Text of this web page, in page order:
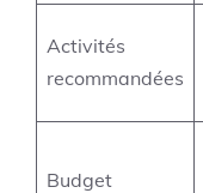
Activités
recommandées
Budget